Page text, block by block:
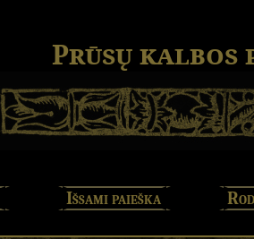
Prūsų kalbos
Išsami paieška